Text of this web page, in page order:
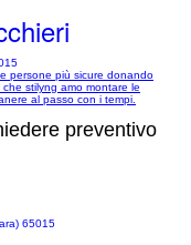
persone più sicure donando
stilyng amo montare le
al passo con i tempi.
preventivo
65015